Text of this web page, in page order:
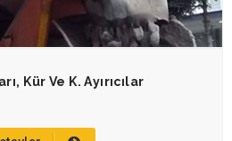
Kür Ve K. Ayırıcılar